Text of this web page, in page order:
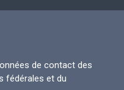
de contact des
fédérales et du